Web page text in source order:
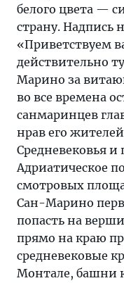
белого цвета —
страну. Надпись
«Приветствуем
действительно
Марино за
во все времена
санмаринцев
нрав его
Средневековья
Адриатическое
смотровых
Сан-Марино
попасть на
прямо на краю
средневековые
Монтале, башни